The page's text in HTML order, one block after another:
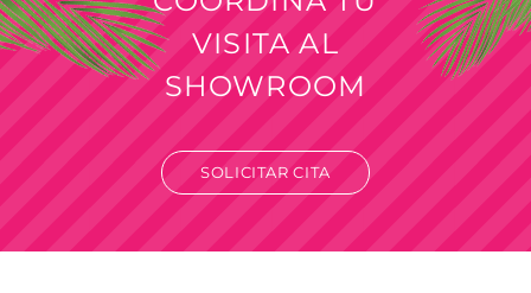
VISITA AL
SHOWROOM
SOLICITAR CITA